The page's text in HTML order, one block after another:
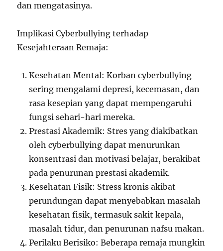
dan mengatasinya.
Implikasi Cyberbullying terhadap
Kesejahteraan Remaja:
Kesehatan Mental: Korban cyberbullying
sering mengalami depresi, kecemasan, dan
rasa kesepian yang dapat mempengaruhi
fungsi sehari-hari mereka.
Prestasi Akademik: Stres yang diakibatkan
oleh cyberbullying dapat menurunkan
konsentrasi dan motivasi belajar, berakibat
pada penurunan prestasi akademik.
Kesehatan Fisik: Stress kronis akibat
perundungan dapat menyebabkan masalah
kesehatan fisik, termasuk sakit kepala,
masalah tidur, dan penurunan nafsu makan.
Perilaku Berisiko: Beberapa remaja mungkin